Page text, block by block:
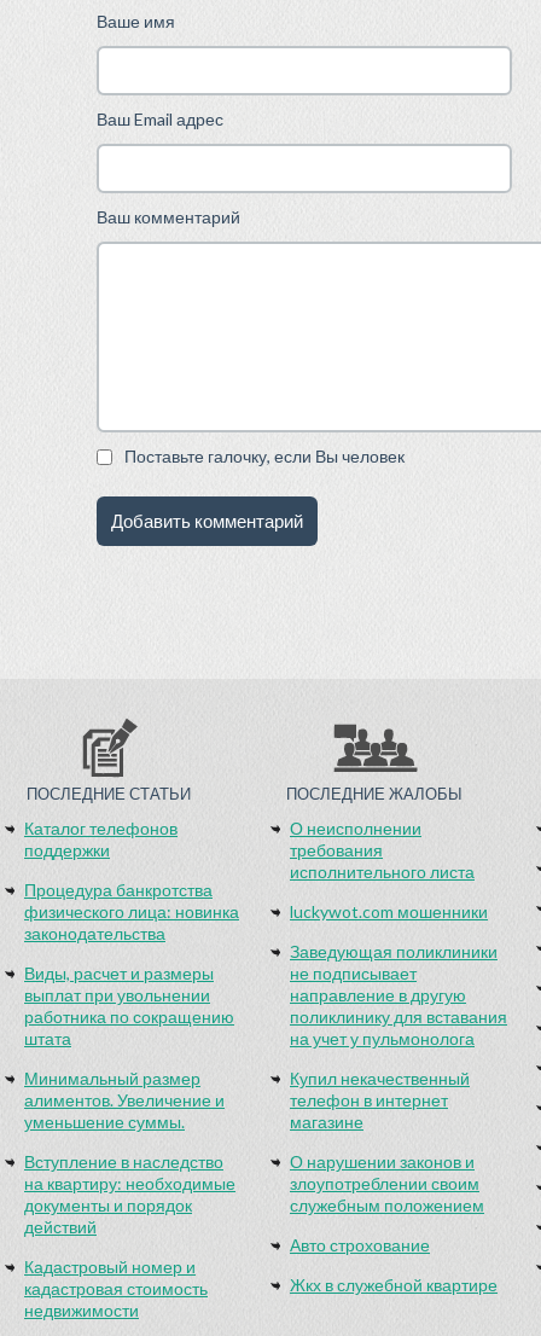
Ваше имя
Ваш Email адрес
Ваш комментарий
Поставьте галочку, если Вы человек
ПОСЛЕДНИЕ СТАТЬИ
Каталог телефонов
поддержки
Процедура банкротства
физического лица: новинка
законодательства
Виды, расчет и размеры
выплат при увольнении
работника по сокращению
штата
Минимальный размер
алиментов. Увеличение и
уменьшение суммы.
Вступление в наследство
на квартиру: необходимые
документы и порядок
действий
Кадастровый номер и
кадастровая стоимость
недвижимости
ПОСЛЕДНИЕ ЖАЛОБЫ
О неисполнении
требования
исполнительного листа
luckywot.com мошенники
Заведующая поликлиники
не подписывает
направление в другую
поликлинику для вставания
на учет у пульмонолога
Купил некачественный
телефон в интернет
магазине
О нарушении законов и
злоупотреблении своим
служебным положением
Авто строхование
Жкх в служебной квартире